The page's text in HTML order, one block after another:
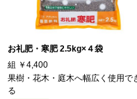
お礼肥・寒肥 2.5kg×４袋
組 ￥4,400
果樹・花木・庭木へ幅広く使用で
る